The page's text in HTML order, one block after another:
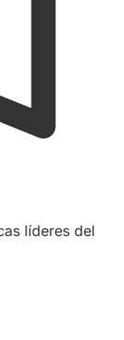
líderes del